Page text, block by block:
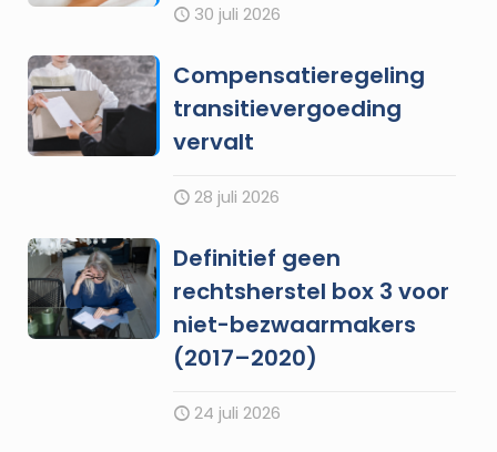
30 juli 2026
Compensatieregeling
transitievergoeding
vervalt
28 juli 2026
Definitief geen
rechtsherstel box 3 voor
niet-bezwaarmakers
(2017–2020)
24 juli 2026